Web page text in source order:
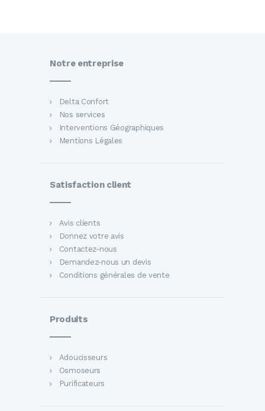
Notre entreprise
Delta Confort
Nos services
Interventions Géographiques
Mentions Légales
Satisfaction client
Avis clients
Donnez votre avis
Contactez-nous
Demandez-nous un devis
Conditions générales de vente
Produits
Adoucisseurs
Osmoseurs
Purificateurs